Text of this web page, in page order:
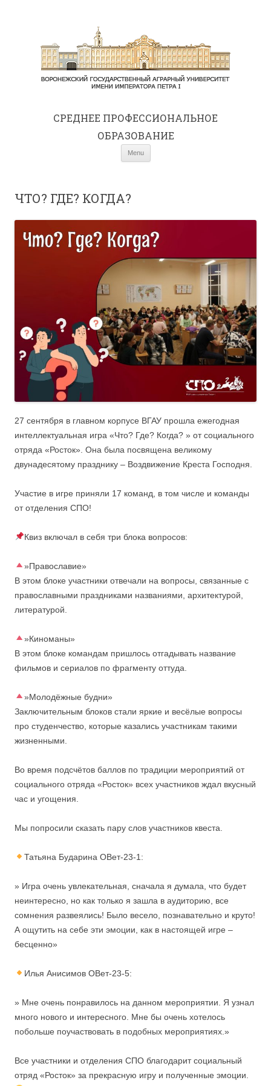
СРЕДНЕE ПРОФЕССИОНАЛЬНОЕ
ОБРАЗОВАНИЕ
Menu
ЧТО? ГДЕ? КОГДА?
27 сентября в главном корпусе ВГАУ прошла ежегодная
интеллектуальная игра «Что? Где? Когда? » от социального
отряда «Росток». Она была посвящена великому
двунадесятому празднику – Воздвижение Креста Господня.
Участие в игре приняли 17 команд, в том числе и команды
от отделения СПО!
Квиз включал в себя три блока вопросов:
»Православие»
В этом блоке участники отвечали на вопросы, связанные с
православными праздниками названиями, архитектурой,
литературой.
»Киноманы»
В этом блоке командам пришлось отгадывать название
фильмов и сериалов по фрагменту оттуда.
»Молодёжные будни»
Заключительным блоков стали яркие и весёлые вопросы
про студенчество, которые казались участникам такими
жизненными.
Во время подсчётов баллов по традиции мероприятий от
социального отряда «Росток» всех участников ждал вкусный
час и угощения.
Мы попросили сказать пару слов участников квеста.
Татьяна Бударина ОВет-23-1:
» Игра очень увлекательная, сначала я думала, что будет
неинтересно, но как только я зашла в аудиторию, все
сомнения развеялись! Было весело, познавательно и круто!
А ощутить на себе эти эмоции, как в настоящей игре –
бесценно»
Илья Анисимов ОВет-23-5:
» Мне очень понравилось на данном мероприятии. Я узнал
много нового и интересного. Мне бы очень хотелось
побольше поучаствовать в подобных мероприятиях.»
Все участники и отделения СПО благодарит социальный
отряд «Росток» за прекрасную игру и полученные эмоции.